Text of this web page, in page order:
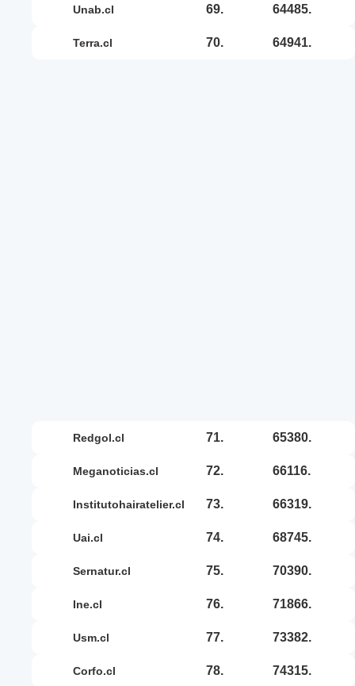
unab.cl 69. 64485.
terra.cl 70. 64941.
redgol.cl 71. 65380.
meganoticias.cl 72. 66116.
institutohairatelier.cl 73. 66319.
uai.cl 74. 68745.
sernatur.cl 75. 70390.
ine.cl 76. 71866.
usm.cl 77. 73382.
corfo.cl 78. 74315.